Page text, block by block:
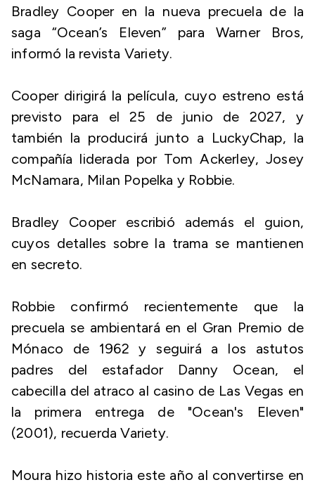
Bradley Cooper en la nueva precuela de la
saga “Ocean’s Eleven” para Warner Bros,
informó la revista Variety.
Cooper dirigirá la película, cuyo estreno está
previsto para el 25 de junio de 2027, y
también la producirá junto a LuckyChap, la
compañía liderada por Tom Ackerley, Josey
McNamara, Milan Popelka y Robbie.
Bradley Cooper escribió además el guion,
cuyos detalles sobre la trama se mantienen
en secreto.
Robbie confirmó recientemente que la
precuela se ambientará en el Gran Premio de
Mónaco de 1962 y seguirá a los astutos
padres del estafador Danny Ocean, el
cabecilla del atraco al casino de Las Vegas en
la primera entrega de "Ocean's Eleven"
(2001), recuerda Variety.
Moura hizo historia este año al convertirse en